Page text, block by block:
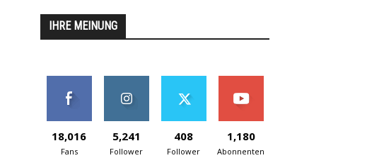
IHRE MEINUNG
18,016
Fans
5,241
Follower
408
Follower
1,180
Abonnenten